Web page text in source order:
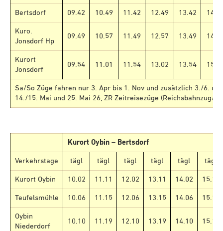
Bertsdorf 09.42 10.49 11.42 12.49 13.42
Kuro.
Jonsdorf Hp
09.49 10.57 11.49 12.57 13.49
Kurort
Jonsdorf
09.54 11.01 11.54 13.02 13.54
Sa/So Züge fahren nur 3. Apr bis 1. Nov und zusätzlich 3./6.
14./15. Mai und 25. Mai 26, ZR Zeitreisezüge (Reichsbahnzug/
Kurort Oybin – Bertsdorf
Verkehrstage tägl tägl tägl tägl tägl tägl
Kurort Oybin 10.02 11.11 12.02 13.11 14.02 15.11
Teufelsmühle 10.06 11.15 12.06 13.15 14.06 15.15
Oybin
Niederdorf
10.10 11.19 12.10 13.19 14.10 15.19